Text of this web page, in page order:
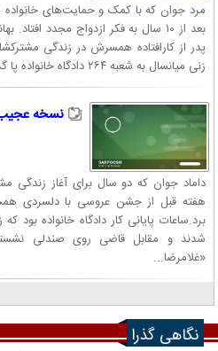
مرد جوان که با کمک و حمایت‌های
بعد از ۱۰ سال به فکر ازدواج مجدد
پدر از کارافتاده همسرش در زندگی
زنی میانسال به شعبه ۲۶۴ دادگاه خانواده پا گذاشت...
نسخه عجیب
داماد جوان که دو سال برای آغاز زندگی
هفته قبل از جشن عروسی با دلسردی
شدند و مقابل قاضی روی صندلی
«غلامرضا...
نگاهی گذرا